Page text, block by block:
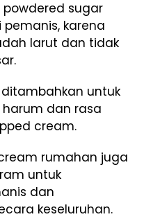
sugar
karena
larut dan tidak
ditambahkan untuk
dan rasa
cream.
rumahan juga
untuk
dan
keseluruhan.